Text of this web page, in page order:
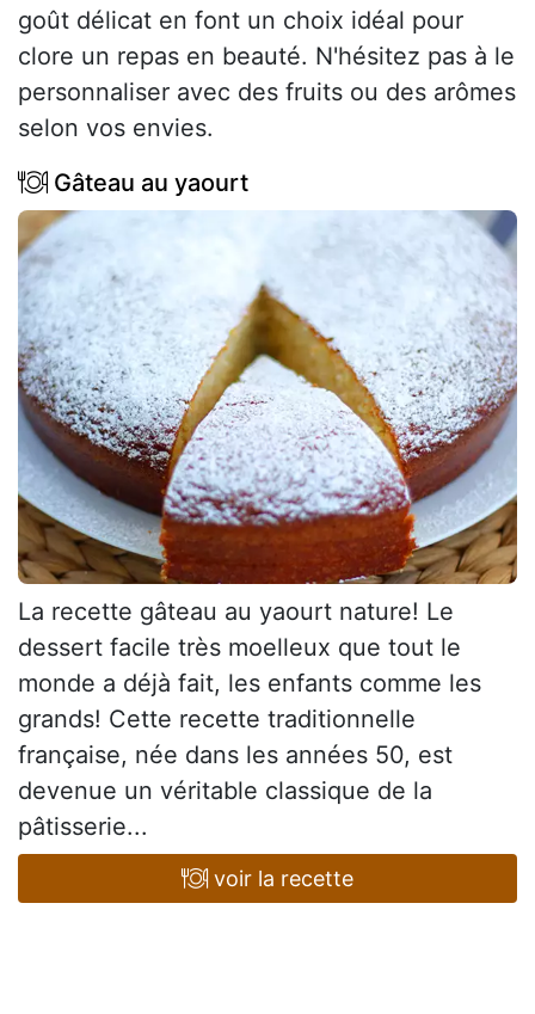
goût délicat en font un choix idéal pour
clore un repas en beauté. N'hésitez pas à le
personnaliser avec des fruits ou des arômes
selon vos envies.
Gâteau au yaourt
La recette gâteau au yaourt nature! Le
dessert facile très moelleux que tout le
monde a déjà fait, les enfants comme les
grands! Cette recette traditionnelle
française, née dans les années 50, est
devenue un véritable classique de la
pâtisserie...
voir la recette